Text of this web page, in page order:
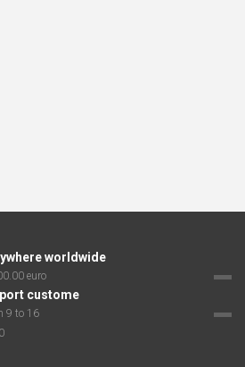
worldwide
euro
custome
9 to 16